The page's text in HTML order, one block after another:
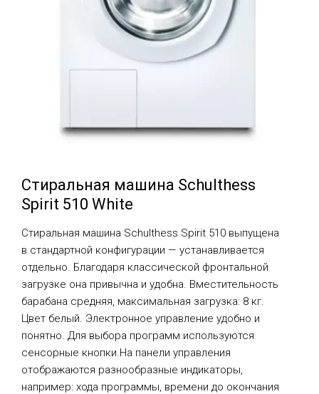
Стиральная машина Schulthess
Spirit 510 White
Стиральная машина Schulthess Spirit 510 выпущена
в стандартной конфигурации — устанавливается
отдельно. Благодаря классической фронтальной
загрузке она привычна и удобна. Вместительность
барабана средняя, максимальная загрузка: 8 кг.
Цвет белый. Электронное управление удобно и
понятно. Для выбора программ используются
сенсорные кнопки.На панели управления
отображаются разнообразные индикаторы,
например: хода программы, времени до окончания